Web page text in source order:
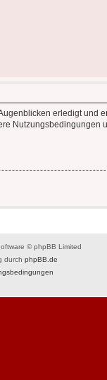
erledigt und
© phpBB Limited
durch phpBB.de